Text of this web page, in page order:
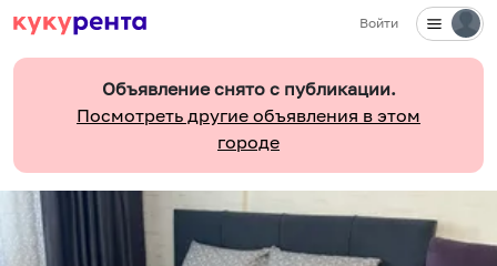
Войти
Объявление снято с публикации.
Посмотреть другие объявления в этом
городе